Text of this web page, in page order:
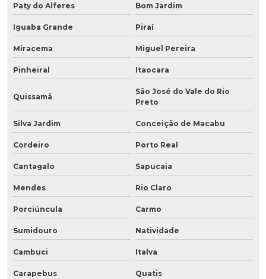
Paty do Alferes Bom Jardim
Iguaba Grande Piraí
Miracema Miguel Pereira
Pinheiral Itaocara
Quissamã
São José do Vale do Rio
Preto
Silva Jardim Conceição de Macabu
Cordeiro Porto Real
Cantagalo Sapucaia
Mendes Rio Claro
Porciúncula Carmo
Sumidouro Natividade
Cambuci Italva
Carapebus Quatis